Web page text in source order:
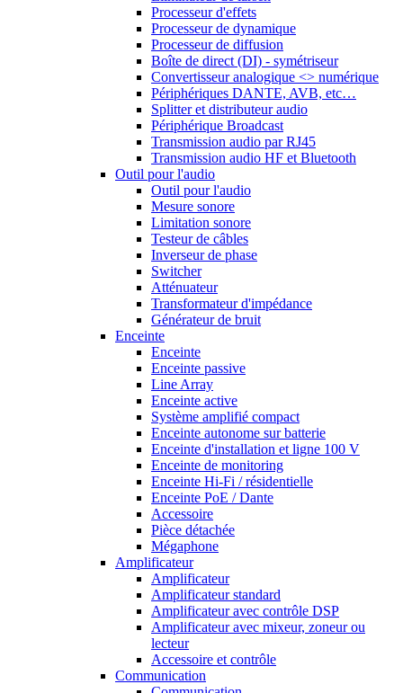
Processeur d'effets
Processeur de dynamique
Processeur de diffusion
Boîte de direct (DI) - symétriseur
Convertisseur analogique <> numérique
Périphériques DANTE, AVB, etc…
Splitter et distributeur audio
Périphérique Broadcast
Transmission audio par RJ45
Transmission audio HF et Bluetooth
Outil pour l'audio
Outil pour l'audio
Mesure sonore
Limitation sonore
Testeur de câbles
Inverseur de phase
Switcher
Atténuateur
Transformateur d'impédance
Générateur de bruit
Enceinte
Enceinte
Enceinte passive
Line Array
Enceinte active
Système amplifié compact
Enceinte autonome sur batterie
Enceinte d'installation et ligne 100 V
Enceinte de monitoring
Enceinte Hi-Fi / résidentielle
Enceinte PoE / Dante
Accessoire
Pièce détachée
Mégaphone
Amplificateur
Amplificateur
Amplificateur standard
Amplificateur avec contrôle DSP
Amplificateur avec mixeur, zoneur ou
lecteur
Accessoire et contrôle
Communication